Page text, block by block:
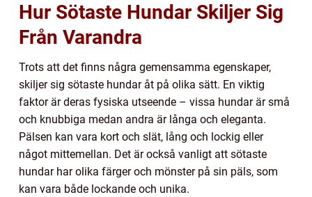
Hur Sötaste Hundar Skiljer Sig
Från Varandra
Trots att det finns några gemensamma egenskaper,
skiljer sig sötaste hundar åt på olika sätt. En viktig
faktor är deras fysiska utseende – vissa hundar är små
och knubbiga medan andra är långa och eleganta.
Pälsen kan vara kort och slät, lång och lockig eller
något mittemellan. Det är också vanligt att sötaste
hundar har olika färger och mönster på sin päls, som
kan vara både lockande och unika.